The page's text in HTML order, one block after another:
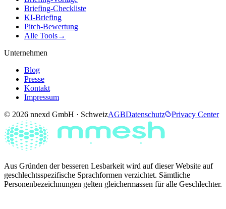
Briefing-Checkliste
KI-Briefing
Pitch-Bewertung
Alle Tools→
Unternehmen
Blog
Presse
Kontakt
Impressum
© 2026 nnexd GmbH · SchweizAGBDatenschutz Privacy Center
Aus Gründen der besseren Lesbarkeit wird auf dieser Website auf
geschlechtsspezifische Sprachformen verzichtet. Sämtliche
Personenbezeichnungen gelten gleichermassen für alle Geschlechter.